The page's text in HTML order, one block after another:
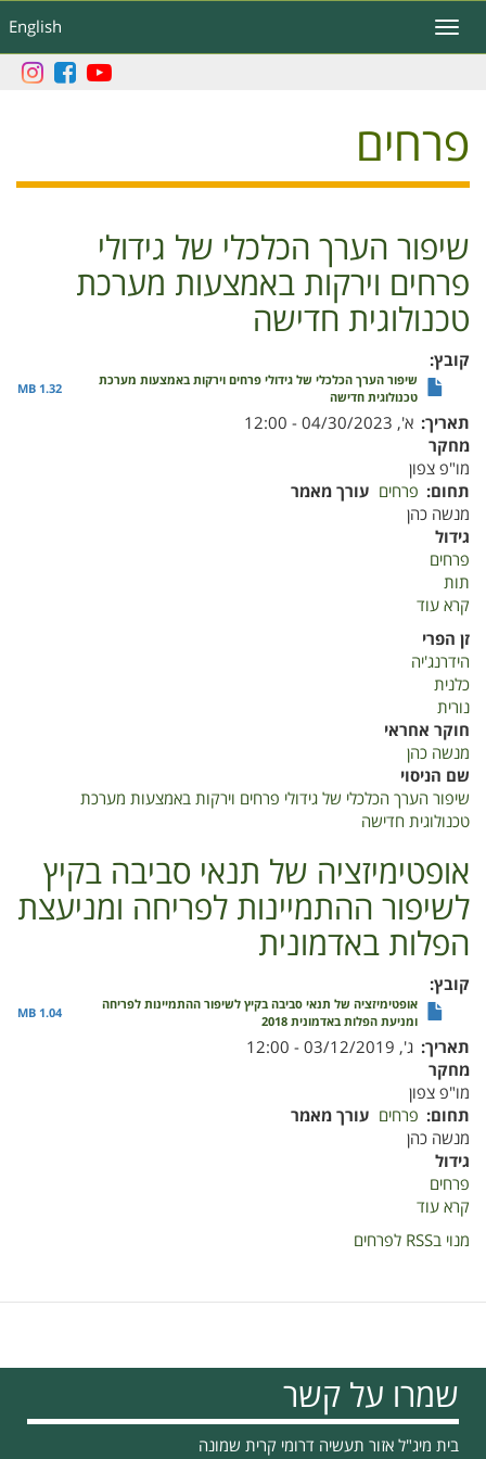
לתוכן
העיקרי
English
Toggle
navigation
פרחים
שיפור הערך הכלכלי של גידולי
פרחים וירקות באמצעות מערכת
טכנולוגית חדישה
קובץ
שיפור הערך הכלכלי של גידולי פרחים וירקות באמצעות מערכת
טכנולוגית חדישה
1.32 MB
תאריך א', 04/30/2023 - 12:00
מחקר
מו"פ צפון
תחום פרחים עורך מאמר
מנשה כהן
גידול
פרחים
תות
קרא עוד
הכלכלי
פרחים
וירקות
באמצעות
מערכת
טכנולוגית
זן הפרי
הידרנג'יה
כלנית
נורית
חוקר אחראי
מנשה כהן
שם הניסוי
שיפור הערך הכלכלי של גידולי פרחים וירקות באמצעות מערכת
טכנולוגית חדישה
אופטימיזציה של תנאי סביבה בקיץ
לשיפור ההתמיינות לפריחה ומניעצת
הפלות באדמונית
קובץ
אופטימיזציה של תנאי סביבה בקיץ לשיפור ההתמיינות לפריחה
ומניעת הפלות באדמונית 2018
1.04 MB
תאריך ג', 03/12/2019 - 12:00
מחקר
מו"פ צפון
תחום פרחים עורך מאמר
מנשה כהן
גידול
פרחים
קרא עוד
אופטימיזציה
של
סביבה
ההתמיינות
לפריחה
ומניעצת
הפלות
מנוי בRSS לפרחים
שמרו על קשר
בית מיג"ל אזור תעשיה דרומי קרית שמונה